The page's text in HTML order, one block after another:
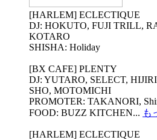
[HARLEM] ECLECTIQUE
DJ: HOKUTO, FUJI TRILL,
KOTARO
SHISHA: Holiday
[BX CAFE] PLENTY
DJ: YUTARO, SELECT,
SHO, MOTOMICHI
PROMOTER: TAKANORI,
FOOD: BUZZ KITCHEN... も
[HARLEM] ECLECTIQUE